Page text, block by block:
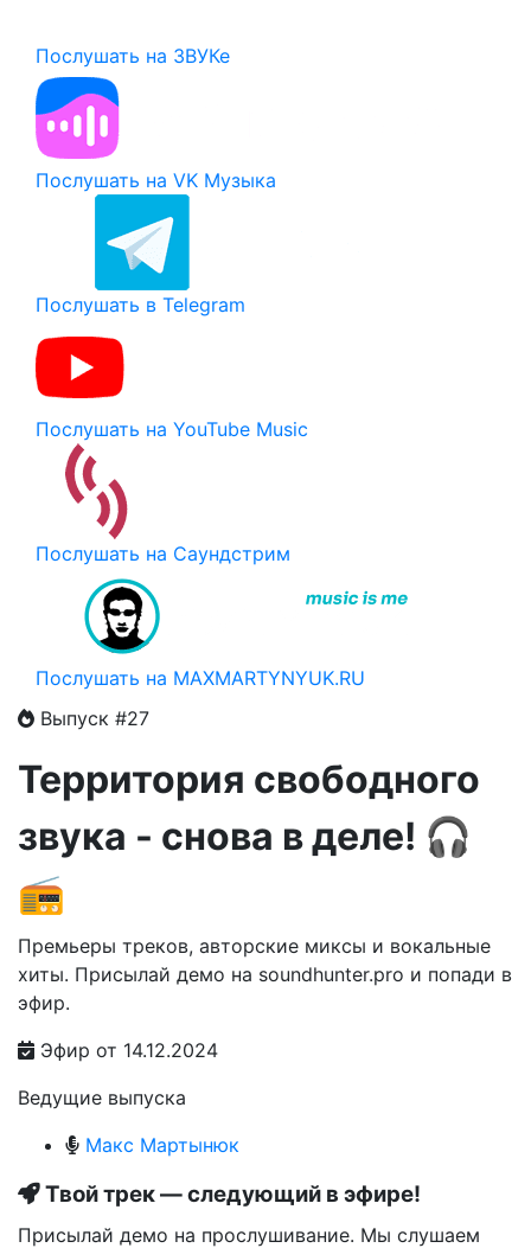
Послушать на ЗВУКе
Послушать на VK Музыка
Послушать в Telegram
Послушать на YouTube Music
Послушать на Саундстрим
Послушать на MAXMARTYNYUK.RU
Выпуск #27
Территория свободного
звука - снова в деле! 🎧
📻
Премьеры треков, авторские миксы и вокальные
хиты. Присылай демо на soundhunter.pro и попади в
эфир.
Эфир от 14.12.2024
Ведущие выпуска
Макс Мартынюк
Твой трек — следующий в эфире!
Присылай демо на прослушивание. Мы слушаем